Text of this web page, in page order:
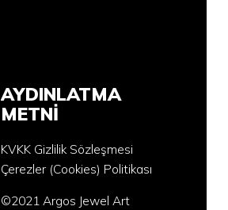
AYDINLATMA
METNİ
KVKK Gizlilik Sözleşmesi
Çerezler (Cookies) Politikası
©2021 Argos Jewel Art